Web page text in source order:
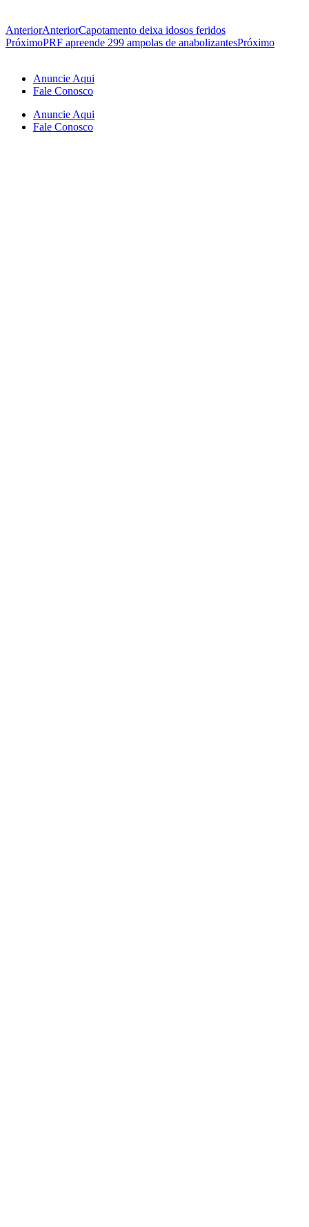
AnteriorAnteriorCapotamento deixa idosos feridos
PróximoPRF apreende 299 ampolas de anabolizantesPróximo
Anuncie Aqui
Fale Conosco
Anuncie Aqui
Fale Conosco